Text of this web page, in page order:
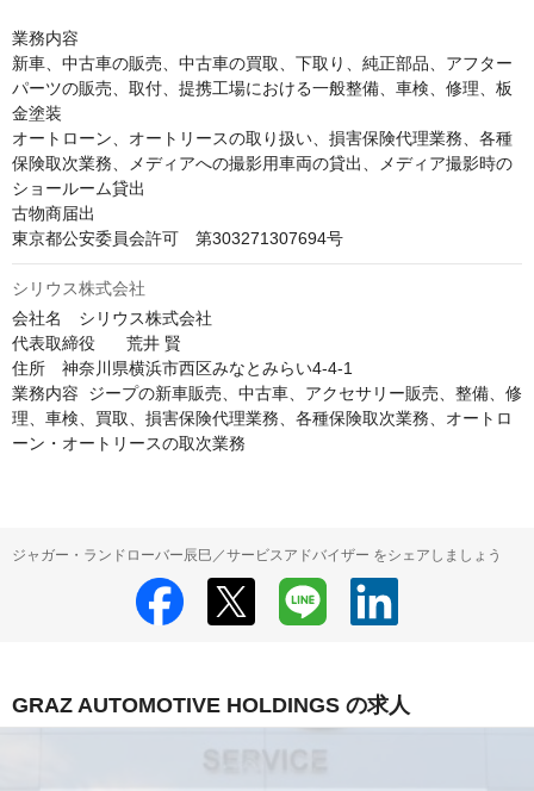
業務内容
新車、中古車の販売、中古車の買取、下取り、純正部品、アフター
パーツの販売、取付、提携工場における一般整備、車検、修理、板
金塗装
オートローン、オートリースの取り扱い、損害保険代理業務、各種
保険取次業務、メディアへの撮影用車両の貸出、メディア撮影時の
ショールーム貸出
古物商届出
東京都公安委員会許可　第303271307694号
シリウス株式会社
会社名　シリウス株式会社
代表取締役	荒井 賢
住所　神奈川県横浜市西区みなとみらい4-4-1
業務内容	ジープの新車販売、中古車、アクセサリー販売、整備、修
理、車検、買取、損害保険代理業務、各種保険取次業務、オートロ
ーン・オートリースの取次業務
ジャガー・ランドローバー辰巳／サービスアドバイザー をシェアしましょう
GRAZ AUTOMOTIVE HOLDINGS の求人